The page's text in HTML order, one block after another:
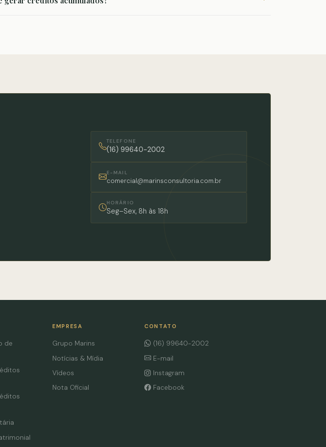
TELEFONE
(16) 99640-2002
E-MAIL
comercial@marinsconsultoria.com.br
HORÁRIO
Seg–Sex, 8h às 18h
de
EMPRESA
Grupo Marins
Notícias & Mídia
Vídeos
Nota Oficial
CONTATO
(16) 99640-2002
E-mail
Instagram
Facebook